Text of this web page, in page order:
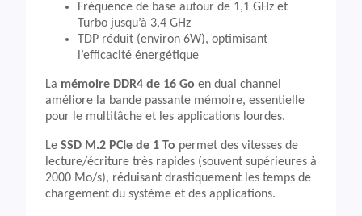
Fréquence de base autour de 1,1 GHz et
Turbo jusqu’à 3,4 GHz
TDP réduit (environ 6W), optimisant
l’efficacité énergétique
La mémoire DDR4 de 16 Go en dual channel
améliore la bande passante mémoire, essentielle
pour le multitâche et les applications lourdes.
Le SSD M.2 PCIe de 1 To permet des vitesses de
lecture/écriture très rapides (souvent supérieures à
2000 Mo/s), réduisant drastiquement les temps de
chargement du système et des applications.